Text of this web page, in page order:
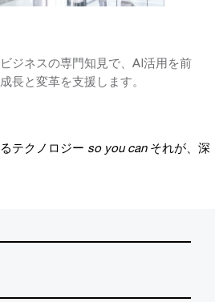
ジネスの専門知見で、AI活用を前
長と変革を支援します。
テクノロジー so you can それが、深